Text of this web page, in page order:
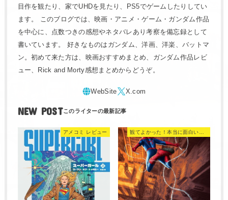
目作を観たり、家でUHDを見たり、PS5でゲームしたりしてい
ます。 このブログでは、映画・アニメ・ゲーム・ガンダム作品
を中心に、点数つきの感想やネタバレあり考察を備忘録として
書いています。 好きなものはガンダム、洋画、洋楽、バットマ
ン。初めて来た方は、映画おすすめまとめ、ガンダム作品レビ
ュー、Rick and Morty感想まとめからどうぞ。
NEW POST
アメコミ レビュー